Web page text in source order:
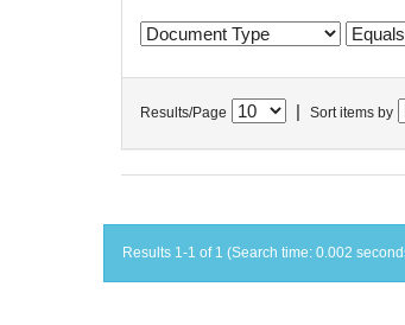
Results/Page Sort items by
Results 1-1 of 1 (Search time: 0.002